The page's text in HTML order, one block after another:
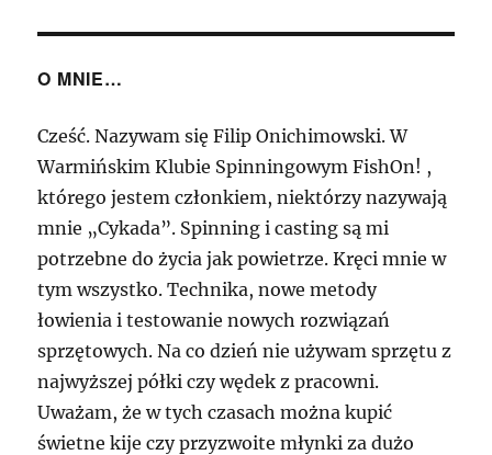
YGK
O MNIE…
Cześć. Nazywam się Filip Onichimowski. W
Warmińskim Klubie Spinningowym FishOn! ,
którego jestem członkiem, niektórzy nazywają
mnie „Cykada”. Spinning i casting są mi
potrzebne do życia jak powietrze. Kręci mnie w
tym wszystko. Technika, nowe metody
łowienia i testowanie nowych rozwiązań
sprzętowych. Na co dzień nie używam sprzętu z
najwyższej półki czy wędek z pracowni.
Uważam, że w tych czasach można kupić
świetne kije czy przyzwoite młynki za dużo